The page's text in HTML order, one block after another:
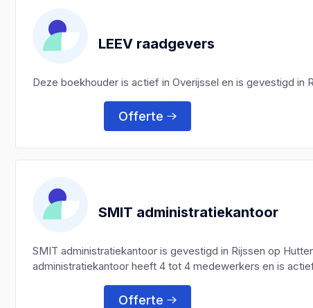
LEEV raadgevers
Deze boekhouder is actief in Overijssel en is gevestigd in
Offerte
SMIT administratiekantoor
SMIT administratiekantoor is gevestigd in Rijssen op
administratiekantoor heeft 4 tot 4 medewerkers en is
Offerte